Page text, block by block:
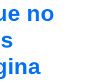
no